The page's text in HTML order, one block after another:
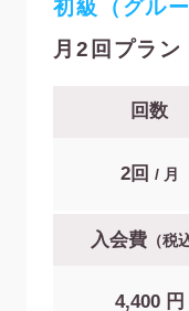
初級（グル
月2回プラン
回数
2回 / 月
入会費（税
4,400 円